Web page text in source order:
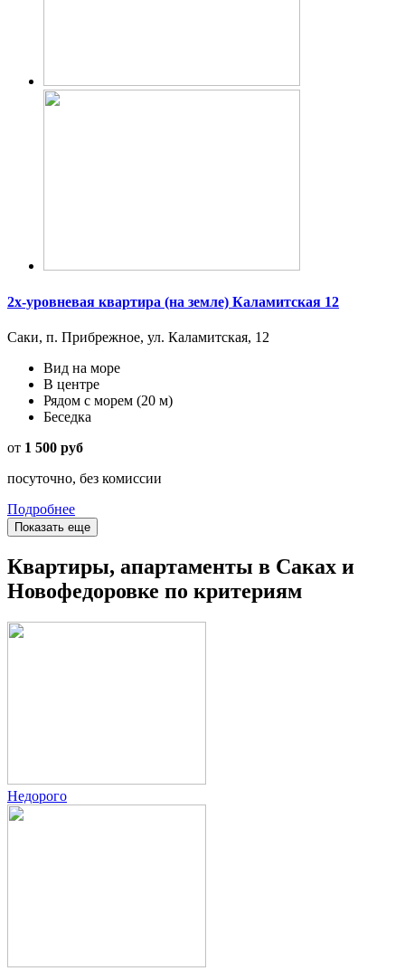
2х-уровневая квартира (на земле) Каламитская 12
Саки, п. Прибрежное, ул. Каламитская, 12
Вид на море
В центре
Рядом с морем (20 м)
Беседка
от 1 500 руб
посуточно, без комиссии
Подробнее
Показать еще
Квартиры, апартаменты в Саках и
Новофедоровке по критериям
Недорого